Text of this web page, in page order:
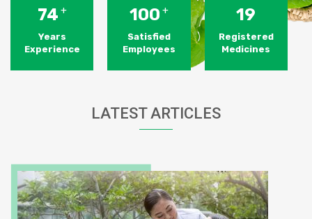
74 +
Years
Experience
100 +
Satisfied
Employees
19
Registered
Medicines
LATEST ARTICLES